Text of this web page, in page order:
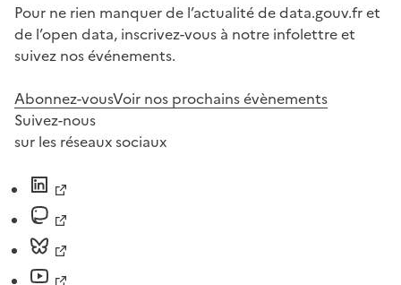
Pour ne rien manquer de l’actualité de data.gouv.fr et
de l’open data, inscrivez-vous à notre infolettre et
suivez nos événements.
Abonnez-vousVoir nos prochains évènements
Suivez-nous
sur les réseaux sociaux